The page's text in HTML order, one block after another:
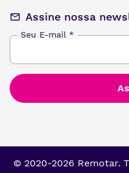
Assine nossa
Seu E-mail *
© 2020-2026 Remotar.